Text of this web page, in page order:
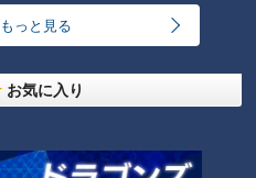
もっと見る
お気に入り
リーズに敗れたものの「仕方
」